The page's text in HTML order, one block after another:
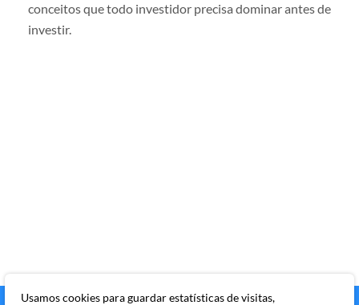
conceitos que todo investidor precisa dominar antes de
investir.
Usamos cookies para guardar estatísticas de visitas,